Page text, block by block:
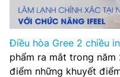
Điều hòa Gree 2 chiều
phẩm ra mắt trong
điểm những khuyết